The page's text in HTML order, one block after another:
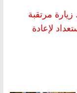
مرتقبة
لإعادة